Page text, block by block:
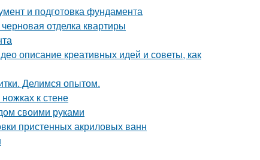
и подготовка фундамента
отделка квартиры
описание креативных идей и советы, как
Делимся опытом.
к стене
своими руками
пристенных акриловых ванн